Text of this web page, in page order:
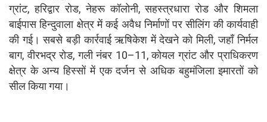
ग्रांट, हरिद्वार रोड, नेहरू कॉलोनी, सहस्त्रधारा रोड और शिमला
बाईपास हिन्दुवाला क्षेत्र में कई अवैध निर्माणों पर सीलिंग की कार्यवाही
की गई। सबसे बड़ी कार्रवाई ऋषिकेश में देखने को मिली, जहाँ निर्मल
बाग, वीरभद्र रोड, गली नंबर 10–11, कोयल ग्रांट और प्राधिकरण
क्षेत्र के अन्य हिस्सों में एक दर्जन से अधिक बहुमंजिला इमारतों को
सील किया गया।